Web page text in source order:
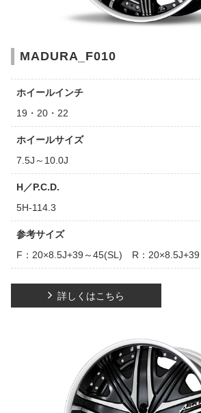
MADURA_F010
ホイールインチ
19・20・22
ホイールサイズ
7.5J～10.0J
H／P.C.D.
5H-114.3
参考サイズ
F：20×8.5J+39～45(SL) R：20×8.5J+39
詳しくはこちら